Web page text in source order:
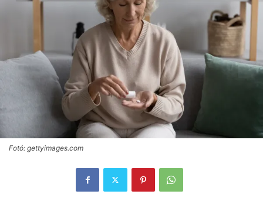
Fotó: gettyimages.com